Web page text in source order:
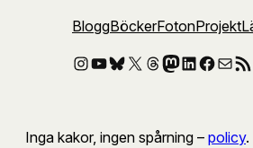
BloggBöckerFotonProjekt
Instagram
YouTube
Bluesky
X Threads
Mastodon
LinkedIn
E-post
Inga kakor, ingen spårning – policy.